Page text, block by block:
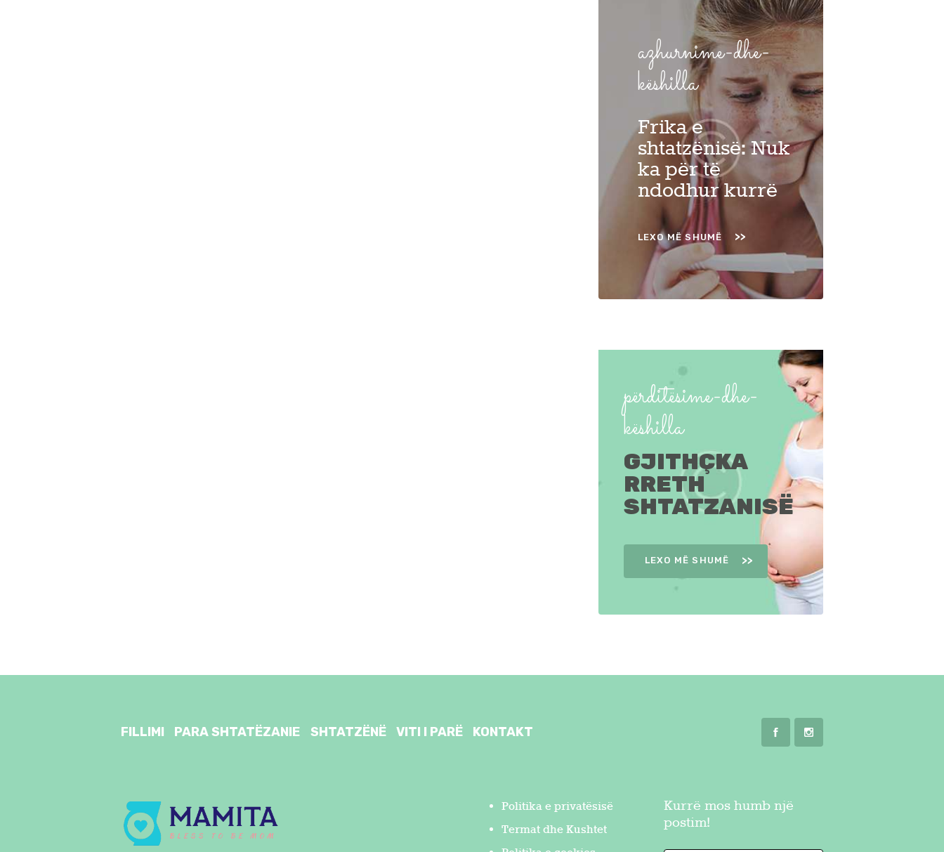
azhurnime-dhe-
këshilla
Frika e
shtatzënisë: Nuk
ka për të
ndodhur kurrë
LEXO MË SHUMË
përditësime-dhe-
këshilla
GJITHÇKA
RRETH
SHTATZANISË
LEXO MË SHUMË
FILLIMI PARA SHTATËZANIE SHTATZËNË VITI I PARË KONTAKT
Politika e privatësisë
Termat dhe Kushtet
Kurrë mos humb një
postim!